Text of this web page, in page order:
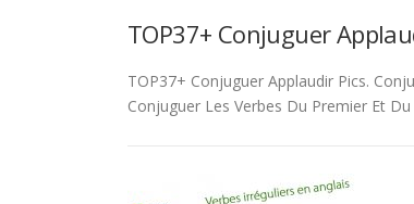
TOP37+ Conjuguer
TOP37+ Conjuguer Applaudir Pics.
Conjuguer Les Verbes Du Premier Et